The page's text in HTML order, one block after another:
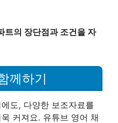
트의 장단점과 조건을 자
께하기
도, 다양한 보조자료를
커져요. 유튜브 영어 채